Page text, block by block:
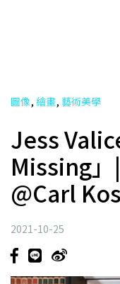
圖像, 繪畫, 藝術美學
Jess
Missing
@Carl
2021-10-25